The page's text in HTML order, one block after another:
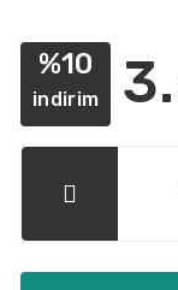
%10
indirim